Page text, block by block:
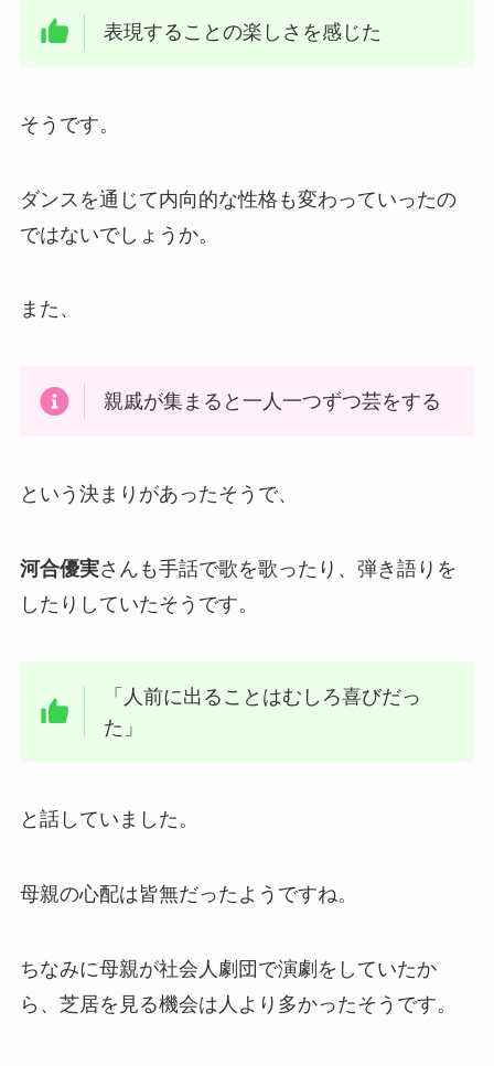
表現することの楽しさを感じた
そうです。
ダンスを通じて内向的な性格も変わっていったの
ではないでしょうか。
また、
親戚が集まると一人一つずつ芸をする
という決まりがあったそうで、
河合優実さんも手話で歌を歌ったり、弾き語りを
したりしていたそうです。
「人前に出ることはむしろ喜びだっ
た」
と話していました。
母親の心配は皆無だったようですね。
ちなみに母親が社会人劇団で演劇をしていたか
ら、芝居を見る機会は人より多かったそうです。